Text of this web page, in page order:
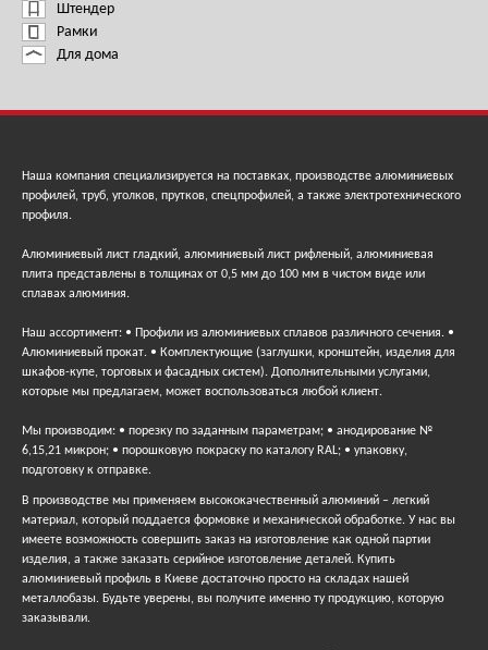
Штендер
Рамки
Для дома
Наша компания специализируется на поставках, производстве алюминиевых
профилей, труб, уголков, прутков, спецпрофилей, а также электротехнического
профиля.
Алюминиевый лист гладкий, алюминиевый лист рифленый, алюминиевая
плита представлены в толщинах от 0,5 мм до 100 мм в чистом виде или
сплавах алюминия.
Наш ассортимент: • Профили из алюминиевых сплавов различного сечения. •
Алюминиевый прокат. • Комплектующие (заглушки, кронштейн, изделия для
шкафов-купе, торговых и фасадных систем). Дополнительными услугами,
которые мы предлагаем, может воспользоваться любой клиент.
Мы производим: • порезку по заданным параметрам; • анодирование №
6,15,21 микрон; • порошковую покраску по каталогу RAL; • упаковку,
подготовку к отправке.
В производстве мы применяем высококачественный алюминий – легкий
материал, который поддается формовке и механической обработке. У нас вы
имеете возможность совершить заказ на изготовление как одной партии
изделия, а также заказать серийное изготовление деталей. Купить
алюминиевый профиль в Киеве достаточно просто на складах нашей
металлобазы. Будьте уверены, вы получите именно ту продукцию, которую
заказывали.